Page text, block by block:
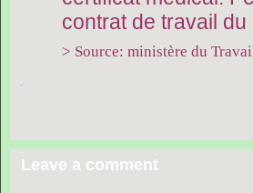
contrat de travail
> Source: ministère du
.
Leave a comment